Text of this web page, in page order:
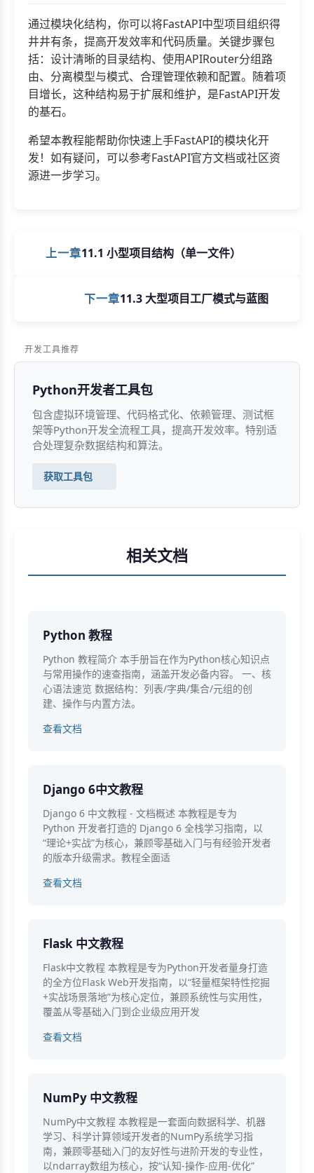
通过模块化结构，你可以将FastAPI中型项目组织得
井井有条，提高开发效率和代码质量。关键步骤包
括：设计清晰的目录结构、使用APIRouter分组路
由、分离模型与模式、合理管理依赖和配置。随着项
目增长，这种结构易于扩展和维护，是FastAPI开发
的基石。
希望本教程能帮助你快速上手FastAPI的模块化开
发！如有疑问，可以参考FastAPI官方文档或社区资
源进一步学习。
上一章11.1 小型项目结构（单一文件）
下一章11.3 大型项目工厂模式与蓝图
开发工具推荐
Python开发者工具包
包含虚拟环境管理、代码格式化、依赖管理、测试框
架等Python开发全流程工具，提高开发效率。特别适
合处理复杂数据结构和算法。
获取工具包
相关文档
Python 教程
Python 教程简介 本手册旨在作为Python核心知识点
与常用操作的速查指南，涵盖开发必备内容。 一、核
心语法速览 数据结构：列表/字典/集合/元组的创
建、操作与内置方法。
查看文档
Django 6中文教程
Django 6 中文教程 - 文档概述 本教程是专为
Python 开发者打造的 Django 6 全栈学习指南，以
“理论+实战”为核心，兼顾零基础入门与有经验开发者
的版本升级需求。教程全面适
查看文档
Flask 中文教程
Flask中文教程 本教程是专为Python开发者量身打造
的全方位Flask Web开发指南，以“轻量框架特性挖掘
+实战场景落地”为核心定位，兼顾系统性与实用性，
覆盖从零基础入门到企业级应用开发
查看文档
NumPy 中文教程
NumPy中文教程 本教程是一套面向数据科学、机器
学习、科学计算领域开发者的NumPy系统学习指
南，兼顾零基础入门的友好性与进阶开发的专业性，
以ndarray数组为核心，按“认知-操作-应用-优化”